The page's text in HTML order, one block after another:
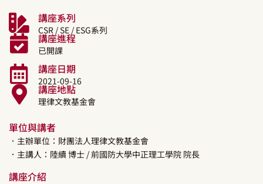
講座系列
CSR / SE / ESG系列
講座進程
已開課
講座日期
2021-09-16
講座地點
理律文教基金會
單位與講者
．主辦單位：財團法人理律文教基金會
．主講人： 陸續博士 / 前國防大學中正理工學院 院長
講座介紹